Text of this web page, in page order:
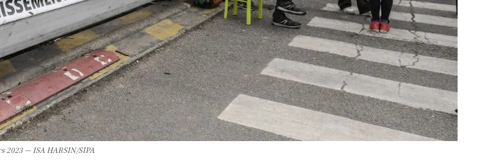
2023 — ISA HARSIN/SIPA